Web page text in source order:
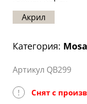
Карта
Акрил
Категория:
Артикул QB299
! Снят с